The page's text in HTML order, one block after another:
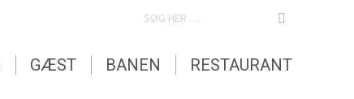
SEARCH:
GÆST BANEN RESTAURANT
BANEN RESTAURANT